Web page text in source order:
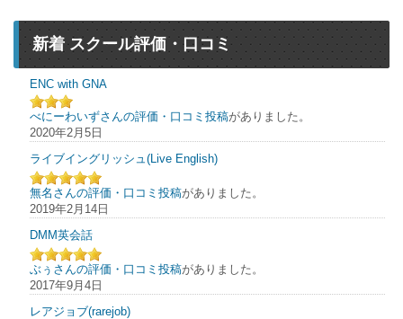
新着 スクール評価・口コミ
ENC with GNA
べにーわいずさんの評価・口コミ投稿がありました。
2020年2月5日
ライブイングリッシュ(Live English)
無名さんの評価・口コミ投稿がありました。
2019年2月14日
DMM英会話
ぶぅさんの評価・口コミ投稿がありました。
2017年9月4日
レアジョブ(rarejob)